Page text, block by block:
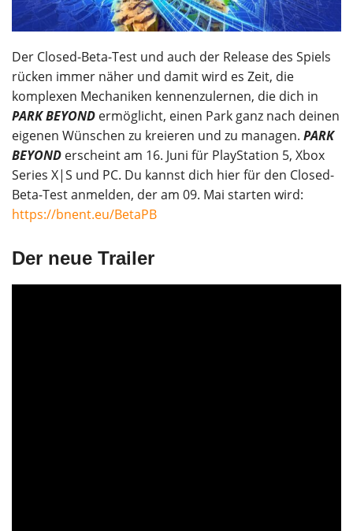
Der Closed-Beta-Test und auch der Release des Spiels
rücken immer näher und damit wird es Zeit, die
komplexen Mechaniken kennenzulernen, die dich in
PARK BEYOND ermöglicht, einen Park ganz nach deinen
eigenen Wünschen zu kreieren und zu managen. PARK
BEYOND erscheint am 16. Juni für PlayStation 5, Xbox
Series X|S und PC. Du kannst dich hier für den Closed-
Beta-Test anmelden, der am 09. Mai starten wird:
https://bnent.eu/BetaPB
Der neue Trailer